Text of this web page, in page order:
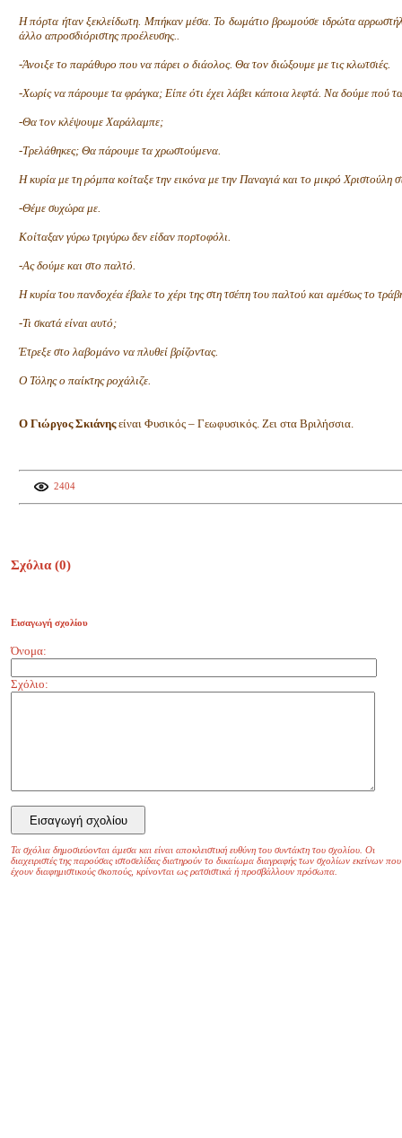
Η πόρτα ήταν ξεκλείδωτη. Μπήκαν μέσα. Το δωμάτιο βρωμούσε ιδρώτα
άλλο απροσδιόριστης προέλευσης..
-Άνοιξε το παράθυρο που να πάρει ο διάολος. Θα τον διώξουμε με τις κλωτσιές.
-Χωρίς να πάρουμε τα φράγκα; Είπε ότι έχει λάβει κάποια λεφτά. Να δούμε πού τα
-Θα τον κλέψουμε Χαράλαμπε;
-Τρελάθηκες; Θα πάρουμε τα χρωστούμενα.
Η κυρία με τη ρόμπα κοίταξε την εικόνα με την Παναγιά και το μικρό Χριστούλη
-Θέμε συχώρα με.
Κοίταξαν γύρω τριγύρω δεν είδαν πορτοφόλι.
-Ας δούμε και στο παλτό.
Η κυρία του πανδοχέα έβαλε το χέρι της στη τσέπη του παλτού και αμέσως το
-Τι σκατά είναι αυτό;
Έτρεξε στο λαβομάνο να πλυθεί βρίζοντας.
Ο Τόλης ο παίκτης ροχάλιζε.
Ο Γιώργος Σκιάνηςείναι Φυσικός – Γεωφυσικός. Ζει στα Βριλήσσια.
2404
Σχόλια (0)
Εισαγωγή σχολίου
Όνομα:
Σχόλιο:
Τα σχόλια δημοσιεύονται άμεσα και είναι αποκλειστική ευθύνη του συντάκτη του σχολίου. Οι
διαχειριστές της παρούσας ιστοσελίδας διατηρούν το δικαίωμα διαγραφής των σχολίων εκείνων που
έχουν διαφημιστικούς σκοπούς, κρίνονται ως ρατσιστικά ή προσβάλλουν πρόσωπα.